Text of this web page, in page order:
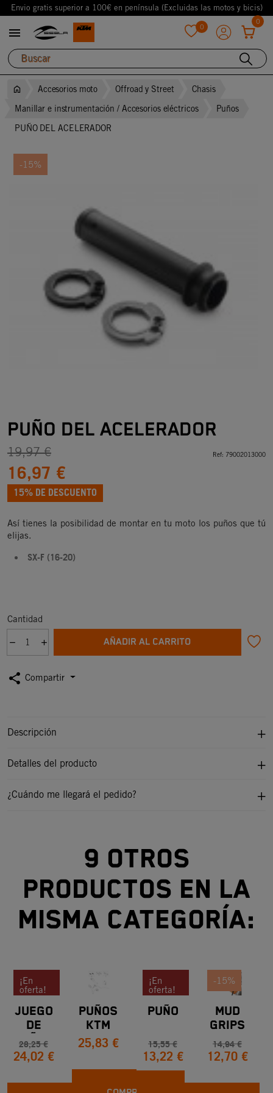
Envio gratis superior a 100€ en península (Excluidas las motos y bicis)
 0
0
Accesorios moto Offroad y Street
Chasis
Manillar e instrumentación / Accesorios eléctricos
Puños
PUÑO DEL ACELERADOR
-15%
PUÑO DEL ACELERADOR
19,97 €
16,97 €
15% DE DESCUENTO
Ref: 79002013000
Así tienes la posibilidad de montar en tu moto los puños que tú
elijas.
SX-F (16-20)
Cantidad
AÑADIR AL CARRITO
share Compartir
Descripción
Detalles del producto
¿Cuándo me llegará el pedido?
9 otros
productos en la
misma categoría:
¡En
oferta!
-15%
JUEGO
DE
PUÑOS
KTM
28,25 €
24,02 €
PUÑOS
KTM
690
ENDURO
R
25,83 €
¡En
oferta!
-15%
PUÑO
15,55 €
13,22 €
-15%
MUD
GRIPS
14,94 €
12,70 €